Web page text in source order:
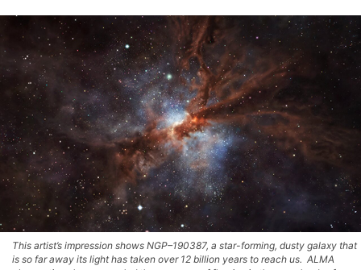
This artist’s impression shows NGP–190387, a star-forming, dusty galaxy that
is so far away its light has taken over 12 billion years to reach us. ALMA